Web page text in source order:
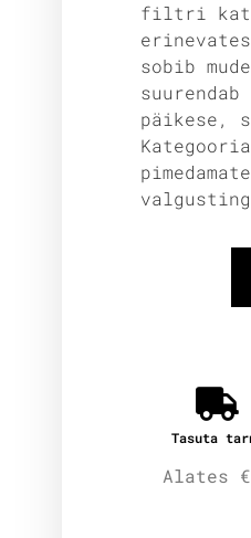
filtri
sobib
päikese,
Tasuta
Alates